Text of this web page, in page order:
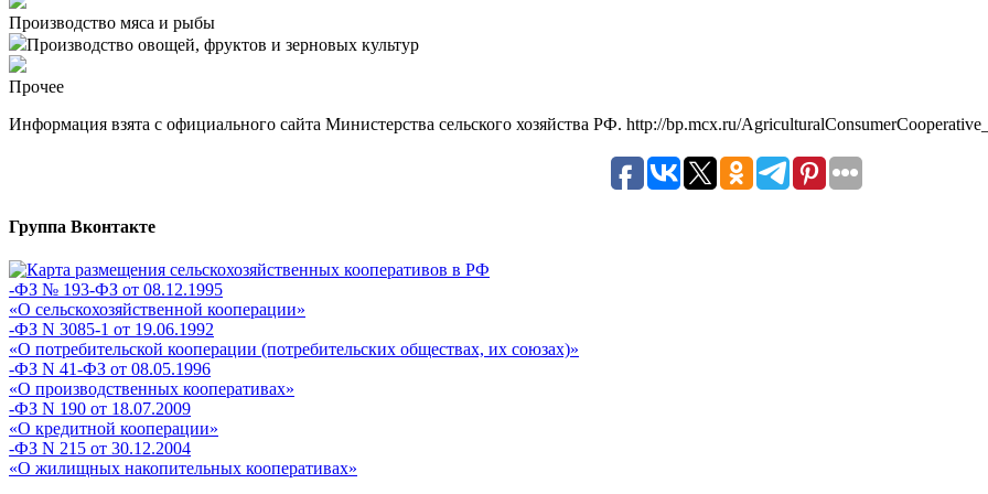
Производство мяса и рыбы
Производство овощей, фруктов и зерновых культур
Прочее
Информация взята с официального сайта Министерства сельского хозяйства РФ. http://bp.mcx.ru/
Группа Вконтакте
-ФЗ № 193-ФЗ от 08.12.1995
«О сельскохозяйственной кооперации»
-ФЗ N 3085-1 от 19.06.1992
«О потребительской кооперации (потребительских обществах, их союзах)»
-ФЗ N 41-ФЗ от 08.05.1996
«О производственных кооперативах»
-ФЗ N 190 от 18.07.2009
«О кредитной кооперации»
-ФЗ N 215 от 30.12.2004
«О жилищных накопительных кооперативах»